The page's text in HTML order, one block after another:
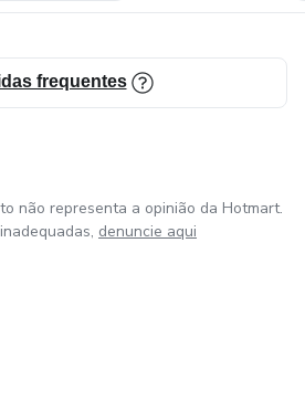
frequentes
não representa a opinião da Hotmart.
denuncie aqui